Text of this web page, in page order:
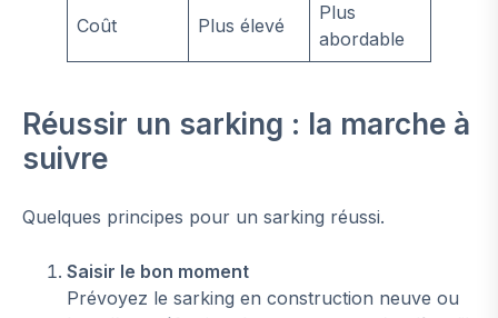
Coût Plus élevé
Plus
abordable
Réussir un sarking : la marche à
suivre
Quelques principes pour un sarking réussi.
Saisir le bon moment
Prévoyez le sarking en construction neuve ou